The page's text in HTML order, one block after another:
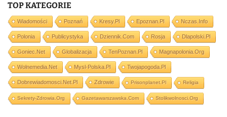
TOP KATEGORIE
Wiadomości Poznań Kresy.pl Epoznan.pl Nczas.info
Polonia Publicystyka Dziennik.com Rosja Dlapolski.pl
Goniec.net Globalizacja TenPoznan.pl Magnapolonia.org
Wolnemedia.net Mysl-Polska.pl Twojapogoda.pl
Dobrewiadomosci.net.pl Zdrowie Prisonplanet.pl Religia
Sekrety-Zdrowia.org Gazetawarszawska.com Stolikwolnosci.org